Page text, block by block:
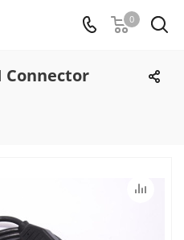
0
Connector